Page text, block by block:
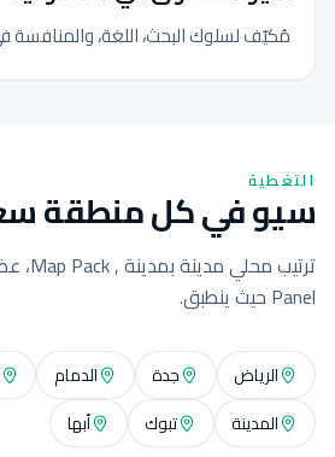
مُكيّف لسلوك البحث، اللغة،
التغطية
سيو في كل منطقة
Panel حيث ينطبق.
الرياض جدة الدمام
المدينة
تبوك أبها